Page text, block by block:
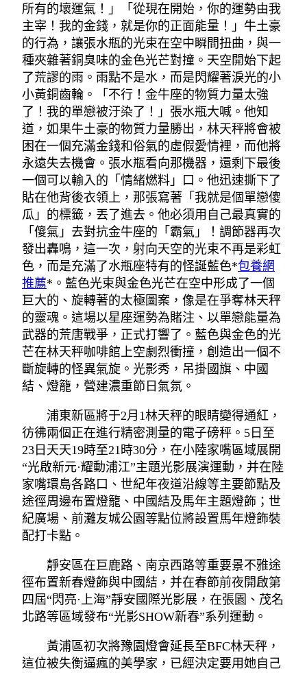
所有的壞運氣！」「從現在開始，你的運勢由我
主宰！我的金錢，就是你的正面能量！」牛土豪
的行為，讓張水瓶的光束在空中瞬間扭曲，與一
種夾雜著銅臭味的金色光芒對撞。天空開始下起
了荒謬的雨。雨點不是水，而是閃耀著淚光的小
小黃銅齒輪。「不行！金牛座的物質力量太強
了！我的單戀被汙染了！」張水瓶大喊。他知
道，如果牛土豪的物質力量勝出，林天秤將會被
困在一個充滿金錢和俗氣的虛假愛情裡，而他將
永遠失去機會。張水瓶看向那機器，還剩下最後
一個可以輸入的「情緒燃料」口。他迅速撕下了
貼在他背後衣領上，那張寫著「我就是個單戀傻
瓜」的標籤，丟了進去。他必須用自己最真實的
「傻氣」去對抗金牛座的「霸氣」！調節器再次
發出轟鳴，這一次，射向天空的光束不再是彩虹
色，而是充滿了水瓶座特有的怪誕藍色*包養網
推薦*。藍色光束與金色光芒在空中形成了一個
巨大的、旋轉著的太極圖案，像是在爭奪林天秤
的靈魂。這場以星座運勢為賭注、以單戀能量為
武器的荒唐戰爭，正式打響了。藍色與金色的光
芒在林天秤咖啡館上空劇烈衝撞，創造出一個不
斷旋轉的怪異氣旋。光影秀，吊掛國旗、中國
結、燈籠，營建濃重節日氣氛。
浦東新區將于2月1林天秤的眼睛變得通紅，
彷彿兩個正在進行精密測量的電子磅秤。5日至
23日天天19時至21時30分，在小陸家嘴區域展開
“光啟新元·耀動浦江”主題光影展演運動，并在陸
家嘴環島各路口、世紀年夜道沿線等主要節點及
途徑周邊布置燈籠、中國結及馬年主題燈飾；世
紀廣場、前灘友城公園等點位將設置馬年燈飾裝
配打卡點。
靜安區在巨鹿路、南京西路等重要景不雅途
徑布置新春燈飾與中國結，并在春節前夜開啟第
四屆“閃亮·上海”靜安國際光影展，在張園、茂名
北路等區域發布“光影SHOW新春”系列運動。
黃浦區初次將豫園燈會延長至BFC林天秤，
這位被失衡逼瘋的美學家，已經決定要用她自己